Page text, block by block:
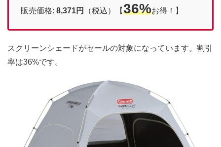
販売価格: 8,371円 （税込）【36%お得！】
スクリーンシェードがセールの対象になっています。割引
率は36%です。